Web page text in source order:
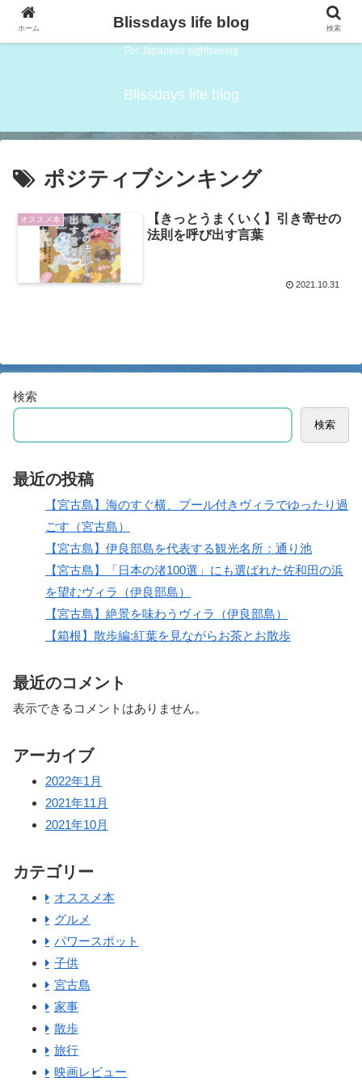
For Japanese sightseeing
Blissdays life blog
ポジティブシンキング
オススメ本
【きっとうまくいく】引き寄せの
法則を呼び出す言葉
2021.10.31
検索
検索
最近の投稿
【宮古島】海のすぐ横、プール付きヴィラでゆったり過
ごす（宮古島）
【宮古島】伊良部島を代表する観光名所：通り池
【宮古島】「日本の渚100選」にも選ばれた佐和田の浜
を望むヴィラ（伊良部島）
【宮古島】絶景を味わうヴィラ（伊良部島）
【箱根】散歩編:紅葉を見ながらお茶とお散歩
最近のコメント
表示できるコメントはありません。
アーカイブ
2022年1月
2021年11月
2021年10月
カテゴリー
オススメ本
グルメ
パワースポット
子供
宮古島
家事
散歩
旅行
映画レビュー
ホーム Blissdays life blog 検索